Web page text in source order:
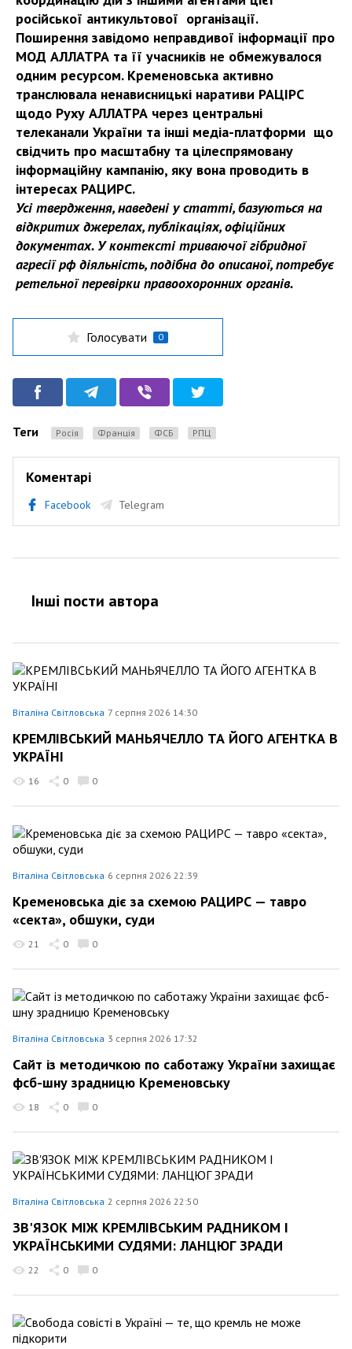
російської антикультової організації.
Поширення завідомо неправдивої інформації про
МОД АЛЛАТРА та її учасників не обмежувалося
одним ресурсом. Кременовська активно
транслювала ненависницькі наративи РАЦІРС
щодо Руху АЛЛАТРА через центральні
телеканали України та інші медіа-платформи що
свідчить про масштабну та цілеспрямовану
інформаційну кампанію, яку вона проводить в
інтересах РАЦИРС.
Усі твердження, наведені у статті, базуються на
відкритих джерелах, публікаціях, офіційних
документах. У контексті триваючої гібридної
агресії рф діяльність, подібна до описаної, потребує
ретельної перевірки правоохоронних органів.
Голосувати 0
Теги Росія Франція ФСБ РПЦ
Коментарі
Facebook Telegram
Інші пости автора
Віталіна Світловська 7 серпня 2026 14:30
КРЕМЛІВСЬКИЙ МАНЬЯЧЕЛЛО ТА ЙОГО АГЕНТКА В
УКРАЇНІ
16 0 0
Віталіна Світловська 6 серпня 2026 22:39
Кременовська діє за схемою РАЦИРС — тавро
«секта», обшуки, суди
21 0 0
Віталіна Світловська 3 серпня 2026 17:32
Сайт із методичкою по саботажу України захищає
фсб-шну зрадницю Кременовську
18 0 0
Віталіна Світловська 2 серпня 2026 22:50
ЗВ'ЯЗОК МІЖ КРЕМЛІВСЬКИМ РАДНИКОМ І
УКРАЇНСЬКИМИ СУДЯМИ: ЛАНЦЮГ ЗРАДИ
22 0 0